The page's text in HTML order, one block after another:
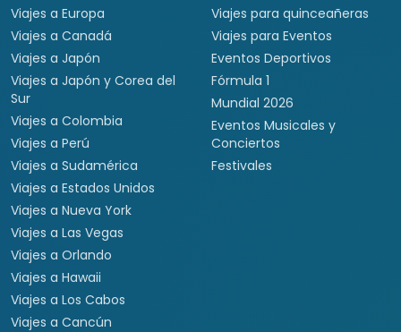
Viajes a Europa
Viajes a Canadá
Viajes a Japón
Viajes a Japón y Corea del
Sur
Viajes a Colombia
Viajes a Perú
Viajes a Sudamérica
Viajes a Estados Unidos
Viajes a Nueva York
Viajes a Las Vegas
Viajes a Orlando
Viajes a Hawaii
Viajes a Los Cabos
Viajes a Cancún
Viajes para quinceañeras
Viajes para Eventos
Eventos Deportivos
Fórmula 1
Mundial 2026
Eventos Musicales y
Conciertos
Festivales